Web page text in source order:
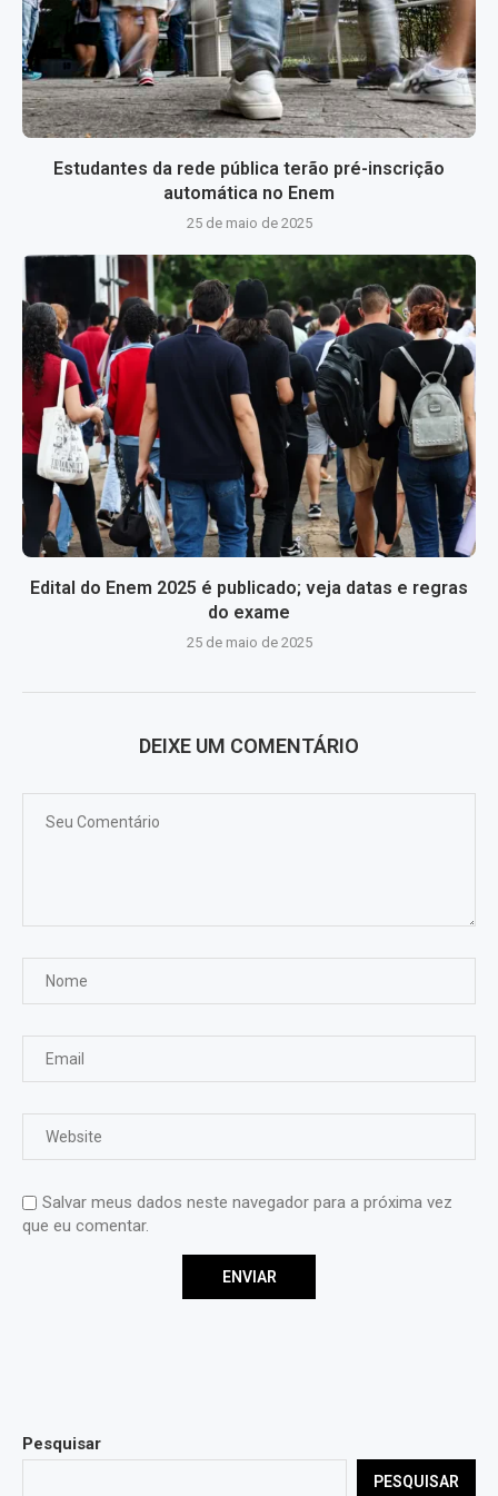
Estudantes da rede pública terão pré-inscrição
automática no Enem
25 de maio de 2025
Edital do Enem 2025 é publicado; veja datas e regras
do exame
25 de maio de 2025
DEIXE UM COMENTÁRIO
Salvar meus dados neste navegador para a próxima vez
que eu comentar.
Pesquisar
PESQUISAR